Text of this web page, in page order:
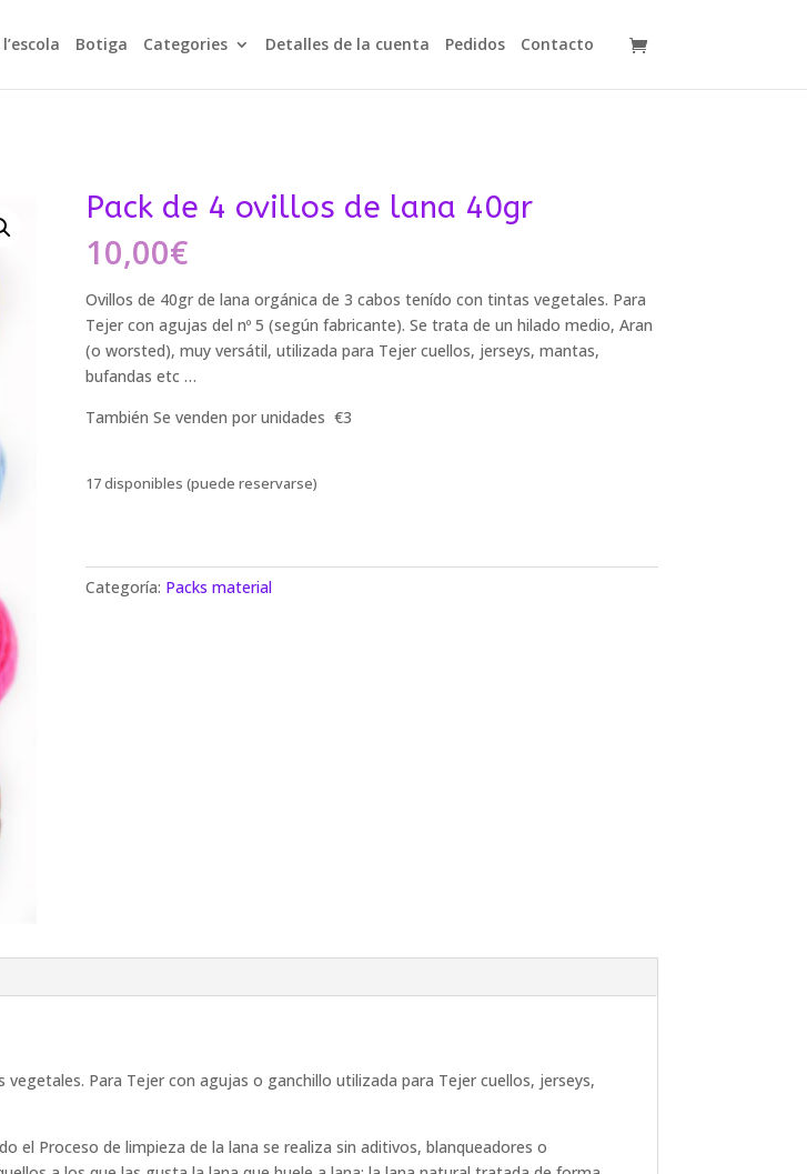
Botiga Categories Detalles de la cuenta Pedidos Contacto
Pack de 4 ovillos de lana 40gr
10,00€
Ovillos de 40gr de lana orgánica de 3 cabos tenído con tintas vegetales. Para
Tejer con agujas del nº 5 (según fabricante). Se trata de un hilado medio, Aran
(o worsted), muy versátil, utilizada para Tejer cuellos, jerseys, mantas,
bufandas etc …
También Se venden por unidades €3
17 disponibles (puede reservarse)
Categoría: Packs material
vegetales. Para Tejer con agujas o ganchillo utilizada para Tejer cuellos, jerseys,
el Proceso de limpieza de la lana se realiza sin aditivos, blanqueadores o